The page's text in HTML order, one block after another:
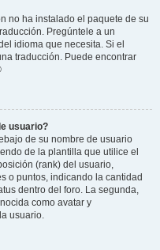
no ha instalado el paquete de su
Pregúntele a un
idioma que necesita. Si el
traducción. Puede encontrar
usuario?
de su nombre de usuario
de la plantilla que utilice el
(rank) del usuario,
o puntos, indicando la cantidad
dentro del foro. La segunda,
como avatar y
usuario.